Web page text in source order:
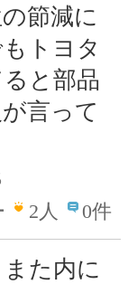
節減に
トヨタ
と部品
言って
2人 0件
た内に